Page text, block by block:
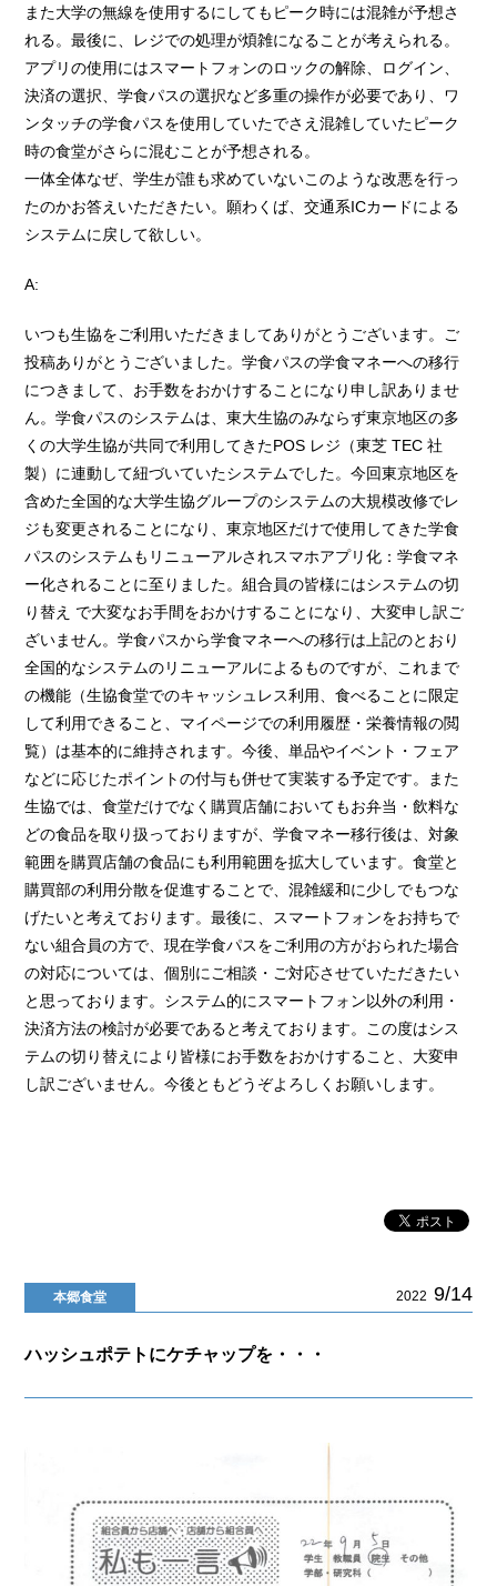
また大学の無線を使用するにしてもピーク時には混雑が予想さ
れる。最後に、レジでの処理が煩雑になることが考えられる。
アプリの使用にはスマートフォンのロックの解除、ログイン、
決済の選択、学食パスの選択など多重の操作が必要であり、ワ
ンタッチの学食パスを使用していたでさえ混雑していたピーク
時の食堂がさらに混むことが予想される。
一体全体なぜ、学生が誰も求めていないこのような改悪を行っ
たのかお答えいただきたい。願わくば、交通系ICカードによる
システムに戻して欲しい。
A:
いつも生協をご利用いただきましてありがとうございます。ご
投稿ありがとうございました。学食パスの学食マネーへの移行
につきまして、お手数をおかけすることになり申し訳ありませ
ん。学食パスのシステムは、東大生協のみならず東京地区の多
くの大学生協が共同で利用してきたPOS レジ（東芝 TEC 社
製）に連動して紐づいていたシステムでした。今回東京地区を
含めた全国的な大学生協グループのシステムの大規模改修でレ
ジも変更されることになり、東京地区だけで使用してきた学食
パスのシステムもリニューアルされスマホアプリ化：学食マネ
ー化されることに至りました。組合員の皆様にはシステムの切
り替え で大変なお手間をおかけすることになり、大変申し訳ご
ざいません。学食パスから学食マネーへの移行は上記のとおり
全国的なシステムのリニューアルによるものですが、これまで
の機能（生協食堂でのキャッシュレス利用、食べることに限定
して利用できること、マイページでの利用履歴・栄養情報の閲
覧）は基本的に維持されます。今後、単品やイベント・フェア
などに応じたポイントの付与も併せて実装する予定です。また
生協では、食堂だけでなく購買店舗においてもお弁当・飲料な
どの食品を取り扱っておりますが、学食マネー移行後は、対象
範囲を購買店舗の食品にも利用範囲を拡大しています。食堂と
購買部の利用分散を促進することで、混雑緩和に少しでもつな
げたいと考えております。最後に、スマートフォンをお持ちで
ない組合員の方で、現在学食パスをご利用の方がおられた場合
の対応については、個別にご相談・ご対応させていただきたい
と思っております。システム的にスマートフォン以外の利用・
決済方法の検討が必要であると考えております。この度はシス
テムの切り替えにより皆様にお手数をおかけすること、大変申
し訳ございません。今後ともどうぞよろしくお願いします。
本郷食堂 2022 9/14
ハッシュポテトにケチャップを・・・